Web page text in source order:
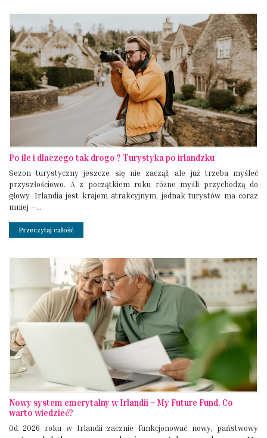
Po ile i dlaczego tak drogo ? Turystyka po irlandzku
Sezon turystyczny jeszcze się nie zaczął, ale już trzeba myśleć
przyszłościowo. A z początkiem roku różne myśli przychodzą do
głowy. Irlandia jest krajem atrakcyjnym, jednak turystów ma coraz
mniej —...
Przeczytaj całość
Nowy system emerytalny w Irlandii – My Future Fund. Co
warto wiedzieć?
Od 2026 roku w Irlandii zacznie funkcjonować nowy, państwowy